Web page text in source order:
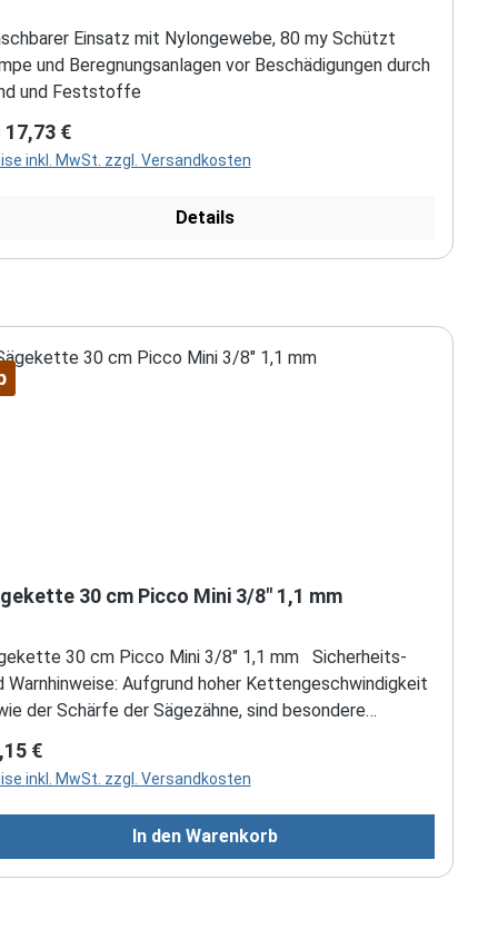
Einsatz mit Nylongewebe, 80 my Schützt
und Beregnungsanlagen vor Beschädigungen durch
und Feststoffe
Preis:
17,73 €
inkl. MwSt. zzgl. Versandkosten
Details
30 cm Picco Mini 3/8" 1,1 mm
30 cm Picco Mini 3/8" 1,1 mm Sicherheits-
Warnhinweise: Aufgrund hoher Kettengeschwindigkeit
der Schärfe der Sägezähne, sind besondere
Die Motorsäge nur zum Sägen von Holz und
Gegenständen verwenden! Für andere Zwecke
die Motorsäge nicht benutzt werden – Es herrscht
Keine Änderungen an der Motorsäge
Preis:
€
inkl. MwSt. zzgl. Versandkosten
In den Warenkorb